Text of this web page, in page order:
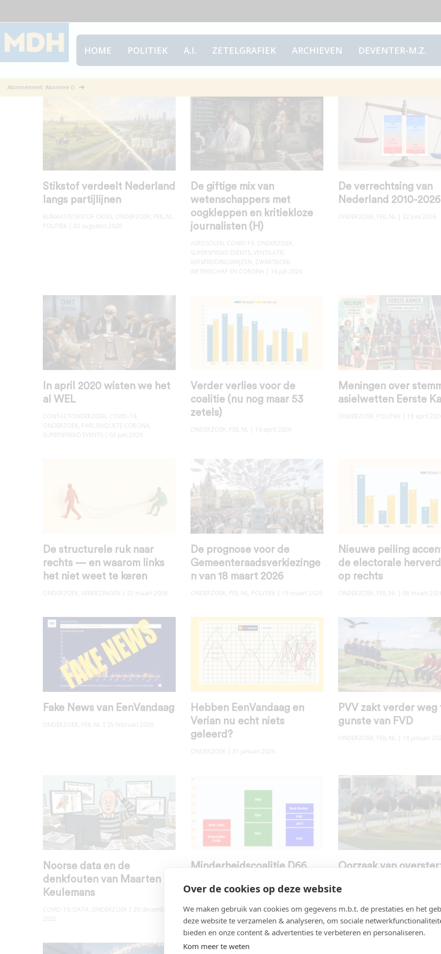
Over de cookies op deze website
We maken gebruik van cookies om gegevens m.b.t. de prestaties en het
deze website te verzamelen & analyseren, om sociale
bieden en onze content & advertenties te verbeteren en personaliseren.
Kom meer te weten
HOME POLITIEK A.I. ZETELGRAFIEK ARCHIEVEN DEVENTER-M.Z.
Abonnement: Abonnee ()
Onderzoek
Stikstof verdeelt Nederland
langs partijlijnen
KLIMAAT/STIKSTOF CRISIS, ONDERZOEK, PEIL.NL,
POLITIEK | 02 augustus 2026
De giftige mix van
wetenschappers met
oogkleppen en kritiekloze
journalisten (H)
AEROSOLEN, COVID-19, ONDERZOEK,
SUPERSPREAD EVENTS, VENTILATIE,
VERSPREIDINGSWIJZEN, ZWARTBOEK
WETENSCHAP EN CORONA | 16 juli 2026
De verrechtsing van
Nederland 2010-2026
ONDERZOEK, PEIL.NL | 22 juni 2026
In april 2020 wisten we het
al WEL
CONTACTONDERZOEK, COVID-19,
ONDERZOEK, PARL.ENQUETE CORONA,
SUPERSPREAD EVENTS | 02 juni 2026
Verder verlies voor de
coalitie (nu nog maar 53
zetels)
ONDERZOEK, PEIL.NL | 19 april 2026
Meningen over
asielwetten Eerste
ONDERZOEK, POLITIEK | 18 april
De structurele ruk naar
rechts — en waarom links
het niet weet te keren
ONDERZOEK, VERKIEZINGEN | 22 maart 2026
De prognose voor de
Gemeenteraadsverkiezinge
n van 18 maart 2026
ONDERZOEK, PEIL.NL, POLITIEK | 15 maart 2026
Nieuwe peiling
de electorale
op rechts
ONDERZOEK, PEIL.NL | 08 maart
Fake News van EenVandaag
ONDERZOEK, PEIL.NL | 25 februari 2026
Hebben EenVandaag en
Verian nu echt niets
geleerd?
ONDERZOEK | 31 januari 2026
PVV zakt verder weg
gunste van FVD
ONDERZOEK, PEIL.NL | 18 januari
Noorse data en de
denkfouten van Maarten
Keulemans
COVID-19, DATA, ONDERZOEK | 20 december
2025
Minderheidscoalitie D66,
deel kiezers acceptabel
ONDERZOEK,PEIL.NL | 30 november 2025
Oorzaak van
struisvogelgedrag
COVID-19,ONDERZOEK ,
VACCINATIE| 28 november 2025